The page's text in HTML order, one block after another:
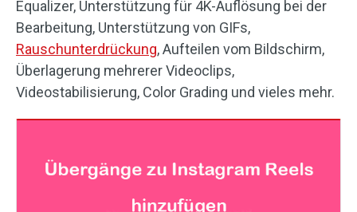
Equalizer, Unterstützung für 4K-Auflösung bei der
Bearbeitung, Unterstützung von GIFs,
Rauschunterdrückung, Aufteilen vom Bildschirm,
Überlagerung mehrerer Videoclips,
Videostabilisierung, Color Grading und vieles mehr.